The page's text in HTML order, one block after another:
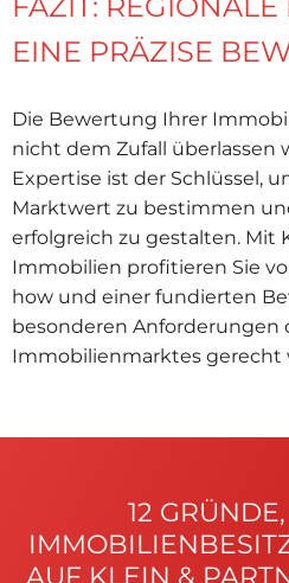
EINE PRÄZISE
Die Bewertung Ihrer
nicht dem Zufall überlassen
Expertise ist der Schlüssel,
Marktwert zu bestimmen
erfolgreich zu gestalten. Mit
Immobilien profitieren Sie
how und einer fundierten
besonderen Anforderungen
Immobilienmarktes gerecht
12
AUF KLEIN &